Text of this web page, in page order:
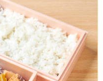
式会社
類を注文しましたが3つ
こんなに大きなサバがお
すが大きさだけでなく冷
りもよく今までのお弁当
た次回も注文させていた